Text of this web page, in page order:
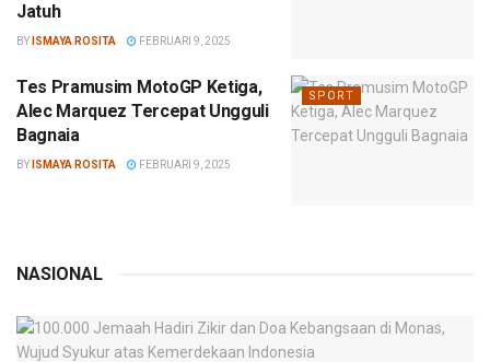
Jatuh
BY ISMAYA ROSITA FEBRUARI 9, 2025
SPORT
Tes Pramusim MotoGP Ketiga,
Alec Marquez Tercepat Ungguli
Bagnaia
BY ISMAYA ROSITA FEBRUARI 9, 2025
NASIONAL